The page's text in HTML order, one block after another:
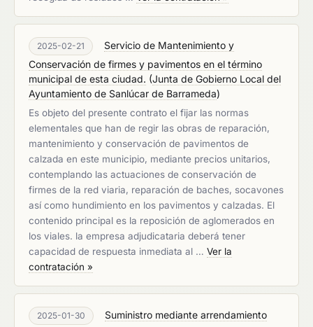
2025-02-21
Servicio de Mantenimiento y
Conservación de firmes y pavimentos en el término
municipal de esta ciudad. (Junta de Gobierno Local del
Ayuntamiento de Sanlúcar de Barrameda)
Es objeto del presente contrato el fijar las normas
elementales que han de regir las obras de reparación,
mantenimiento y conservación de pavimentos de
calzada en este municipio, mediante precios unitarios,
contemplando las actuaciones de conservación de
firmes de la red viaria, reparación de baches, socavones
así como hundimiento en los pavimentos y calzadas. El
contenido principal es la reposición de aglomerados en
los viales. la empresa adjudicataria deberá tener
capacidad de respuesta inmediata al … Ver la
contratación »
2025-01-30
Suministro mediante arrendamiento